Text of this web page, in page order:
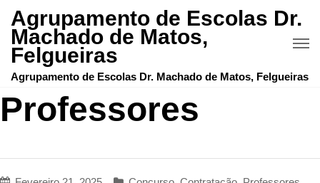
Agrupamento de Escolas Dr.
Machado de Matos,
Felgueiras
Agrupamento de Escolas Dr. Machado de Matos, Felgueiras
Professores